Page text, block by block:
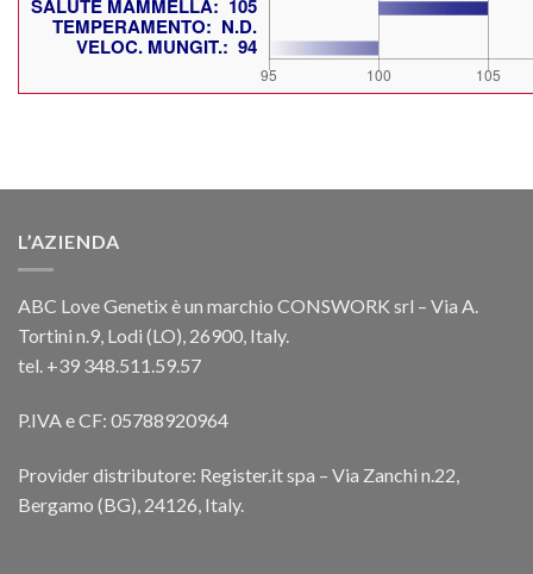
L’AZIENDA
ABC Love Genetix è un marchio CONSWORK srl – Via A.
Tortini n.9, Lodi (LO), 26900, Italy.
tel. +39 348.511.59.57
P.IVA e CF: 05788920964
Provider distributore: Register.it spa – Via Zanchi n.22,
Bergamo (BG), 24126, Italy.